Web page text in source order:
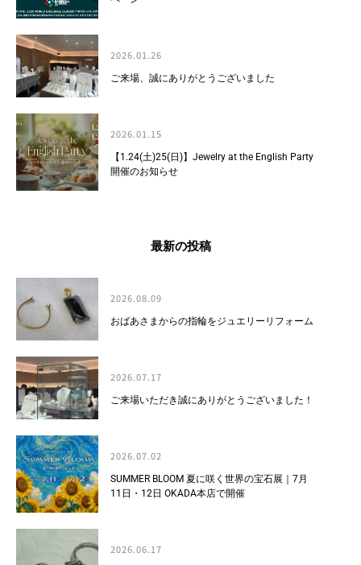
2026.01.26
ご来場、誠にありがとうございました
2026.01.15
【1.24(土)25(日)】Jewelry at the English Party
開催のお知らせ
最新の投稿
2026.08.09
おばあさまからの指輪をジュエリーリフォーム
2026.07.17
ご来場いただき誠にありがとうございました！
2026.07.02
SUMMER BLOOM 夏に咲く世界の宝石展｜7月
11日・12日 OKADA本店で開催
2026.06.17